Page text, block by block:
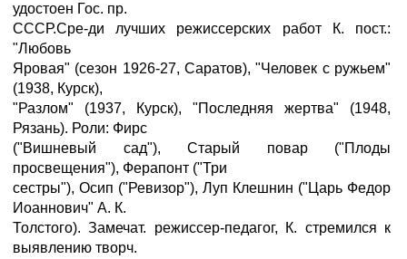
удостоен Гос. пр.
СССР.Сре-ди лучших режиссерских работ К. пост.:
"Любовь
Яровая" (сезон 1926-27, Саратов), "Человек с ружьем"
(1938, Курск),
"Разлом" (1937, Курск), "Последняя жертва" (1948,
Рязань). Роли: Фирс
("Вишневый сад"), Старый повар ("Плоды
просвещения"), Ферапонт ("Три
сестры"), Осип ("Ревизор"), Луп Клешнин ("Царь Федор
Иоаннович" А. К.
Толстого). Замечат. режиссер-педагог, К. стремился к
выявлению творч.